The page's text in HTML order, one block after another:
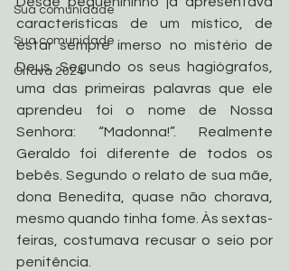
Sua comunidade
Sua comunidade
Oitava 2024
características de um místico, de
estar sempre imerso no mistério de
Deus. Segundo os seus hagiógrafos,
uma das primeiras palavras que ele
aprendeu foi o nome de Nossa
Senhora: “Madonna!”. Realmente
Geraldo foi diferente de todos os
bebês. Segundo o relato de sua mãe,
dona Benedita, quase não chorava,
mesmo quando tinha fome. Às sextas-
feiras, costumava recusar o seio por
penitência.